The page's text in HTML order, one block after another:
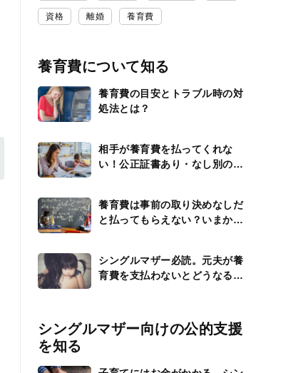
資格 離婚 養育費
養育費について知る
養育費の目安とトラブル時の対
処法とは？
相手が養育費を払ってくれな
い！公正証書あり・なし別の対
養育費は事前の取り決めなしだ
と払ってもらえない？いまから
シングルマザー必読。元夫が養
育費を支払わないとどうなる？
シングルマザー向けの公的支援
を知る